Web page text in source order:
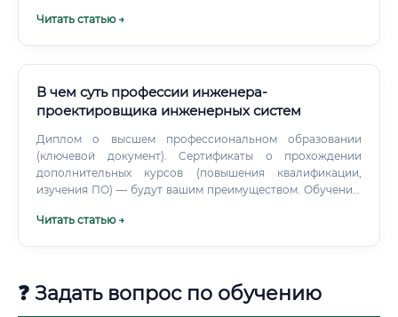
дефицит. Карьерный рост: есть ли перспективы ✅
проектировщик 3 категории ↓ Инженер-проектировщик 2
категории ↓ Инженер-проектировщик 1 категории ↓
отдела ↓ Главный инженер проекта (ГИП) ↓ Руководитель
отдела / заместитель главного инженера ↓ Главный
инженер организации / Директор проектной компании 🔑
Дополнительные точки роста: Получение статуса члена
доступ к подписанию проектной документации
проектного бюро Востребованность профессии сейчас и
Читать статью →
В чем суть профессии инженера-
проектировщика инженерных систем
Диплом о высшем профессиональном образовании
(ключевой документ). Сертификаты о прохождении
дополнительных курсов (повышения квалификации,
изучения ПО) — будут вашим преимуществом. Обучение:
профессию?
Читать статью →
❓ Задать вопрос по обучению